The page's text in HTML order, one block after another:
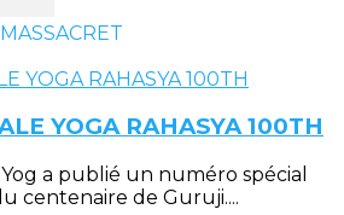
YOGA RAHASYA 100TH
Yog a publié un numéro spécial
centenaire de Guruji....